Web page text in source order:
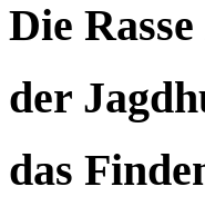
Die
der
das